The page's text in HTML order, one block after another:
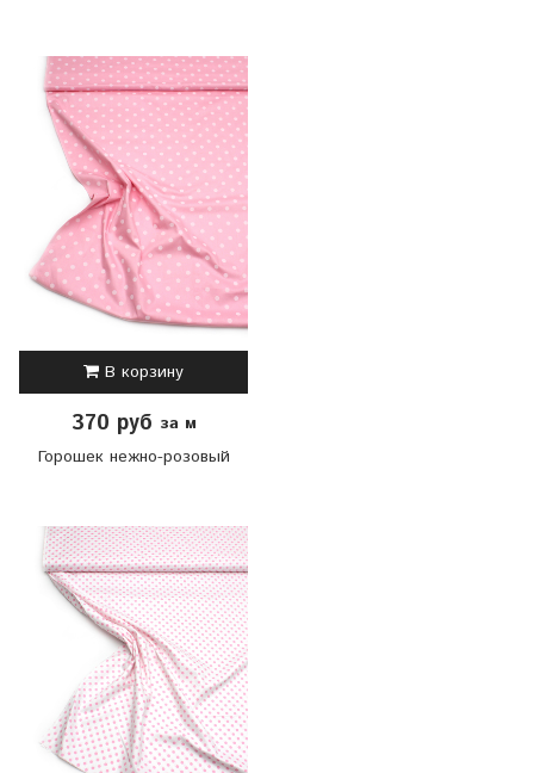
В корзину
370 руб за м
Горошек нежно-розовый